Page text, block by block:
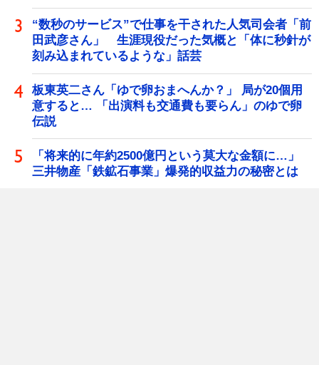
“数秒のサービス”で仕事を干された人気司会者「前
田武彦さん」 生涯現役だった気概と「体に秒針が
刻み込まれているような」話芸
板東英二さん「ゆで卵おまへんか？」 局が20個用
意すると… 「出演料も交通費も要らん」のゆで卵
伝説
「将来的に年約2500億円という莫大な金額に…」
三井物産「鉄鉱石事業」爆発的収益力の秘密とは